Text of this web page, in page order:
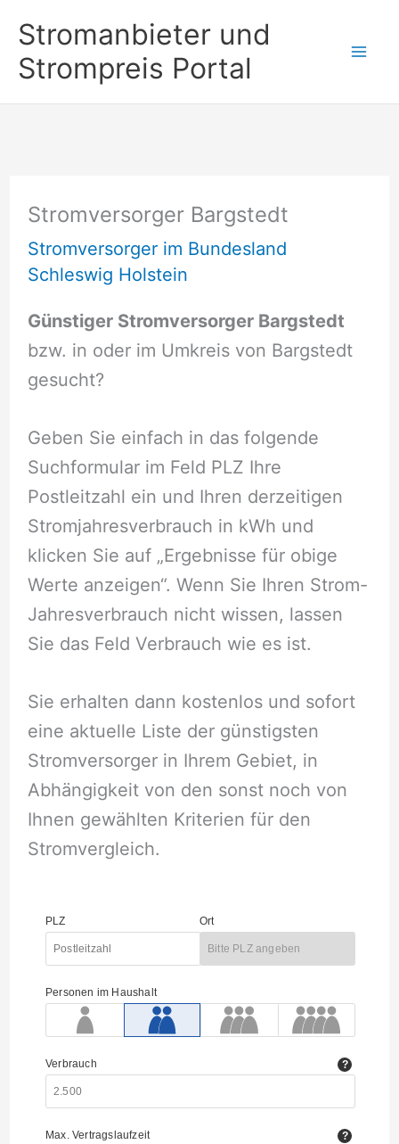
Inhalt
springen
Stromanbieter und
Strompreis Portal
Stromversorger Bargstedt
Stromversorger im Bundesland
Schleswig Holstein
Günstiger Stromversorger Bargstedt
bzw. in oder im Umkreis von Bargstedt
gesucht?
Geben Sie einfach in das folgende
Suchformular im Feld PLZ Ihre
Postleitzahl ein und Ihren derzeitigen
Stromjahresverbrauch in kWh und
klicken Sie auf „Ergebnisse für obige
Werte anzeigen“. Wenn Sie Ihren Strom-
Jahresverbrauch nicht wissen, lassen
Sie das Feld Verbrauch wie es ist.
Sie erhalten dann kostenlos und sofort
eine aktuelle Liste der günstigsten
Stromversorger in Ihrem Gebiet, in
Abhängigkeit von den sonst noch von
Ihnen gewählten Kriterien für den
Stromvergleich.